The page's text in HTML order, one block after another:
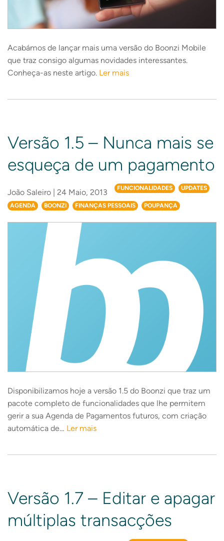
Acabámos de lançar mais uma versão do Boonzi Mobile
que traz consigo algumas novidades interessantes.
Conheça-as neste artigo. Ler mais
Versão 1.5 – Nunca mais se
esqueça de um pagamento
João Saleiro | 24 Maio, 2013 FUNCIONALIDADES UPDATES
AGENDA BOONZI FINANÇAS PESSOAIS POUPANÇA
Disponibilizamos hoje a versão 1.5 do Boonzi que traz um
pacote completo de funcionalidades que lhe permitem
gerir a sua Agenda de Pagamentos futuros, com criação
automática de… Ler mais
Versão 1.7 – Editar e apagar
múltiplas transacções